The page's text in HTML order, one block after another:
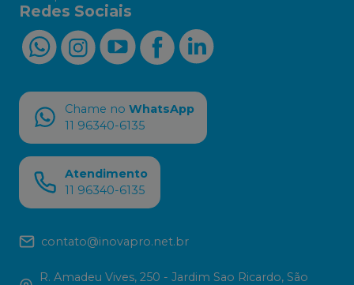
Redes Sociais
Chame no WhatsApp
11 96340-6135
Atendimento
11 96340-6135
contato@inovapro.net.br
R. Amadeu Vives, 250 - Jardim Sao Ricardo, São